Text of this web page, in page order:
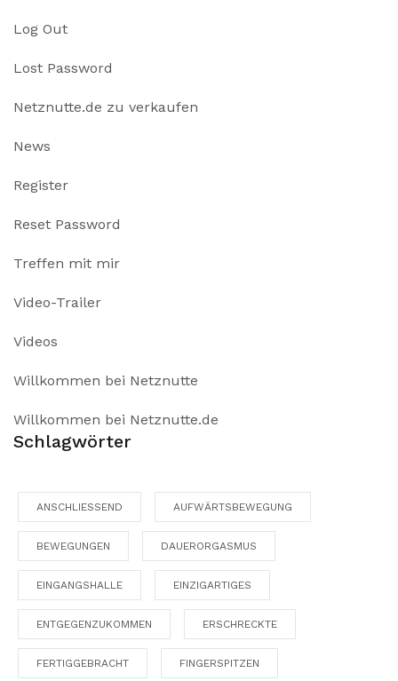
Log Out
Lost Password
Netznutte.de zu verkaufen
News
Register
Reset Password
Treffen mit mir
Video-Trailer
Videos
Willkommen bei Netznutte
Willkommen bei Netznutte.de
Schlagwörter
ANSCHLIESSEND AUFWÄRTSBEWEGUNG
BEWEGUNGEN DAUERORGASMUS
EINGANGSHALLE EINZIGARTIGES
ENTGEGENZUKOMMEN ERSCHRECKTE
FERTIGGEBRACHT FINGERSPITZEN